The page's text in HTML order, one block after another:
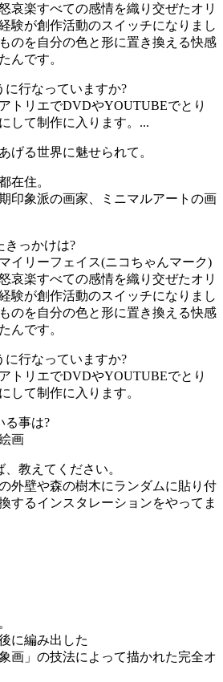
哀楽すべての感情を織り交ぜたオリ
験が創作活動のスイッチになりまし
のを自分の色と形に置き換える快感
んです。
に行なっていますか?
トリエでDVDやYOUTUBEでとり
して制作に入ります。...
げる世界に魅せられて。
在住。
印象派の画家、ミニマルアートの画
きっかけは?
イリーフェイス(ニコちゃんマーク)
哀楽すべての感情を織り交ぜたオリ
験が創作活動のスイッチになりまし
のを自分の色と形に置き換える快感
んです。
に行なっていますか?
トリエでDVDやYOUTUBEでとり
して制作に入ります。
る事は?
画
教えてください。
外壁や森の樹木にランダムに貼り付
するインスタレーションをやってま
に編み出した
画」の技法によって描かれた完全オ